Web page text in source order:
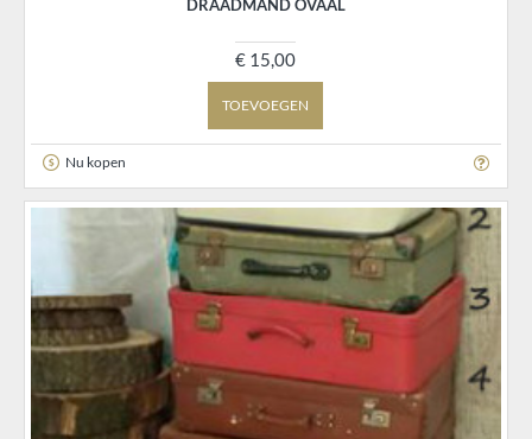
DRAADMAND OVAAL
€ 15,00
TOEVOEGEN
Nu kopen